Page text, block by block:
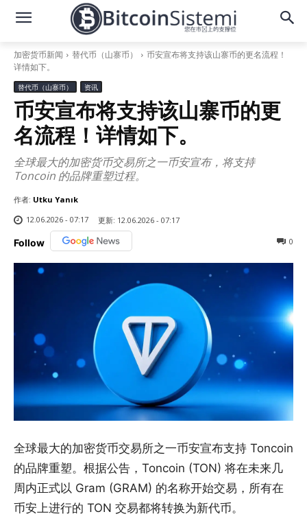
加密货币新闻 替代币（山寨币）
币安宣布将支持该山寨币的更名流程！
详情如下。
替代币（山寨币） 资讯
币安宣布将支持该山寨币的更
名流程！详情如下。
全球最大的加密货币交易所之一币安宣布，将支持
Toncoin 的品牌重塑过程。
作者: Utku Yanık
12.06.2026 - 07:17
更新: 12.06.2026 - 07:17
Follow 0
全球最大的加密货币交易所之一币安宣布支持 Toncoin
的品牌重塑。根据公告，Toncoin (TON) 将在未来几
周内正式以 Gram (GRAM) 的名称开始交易，所有在
币安上进行的 TON 交易都将转换为新代币。